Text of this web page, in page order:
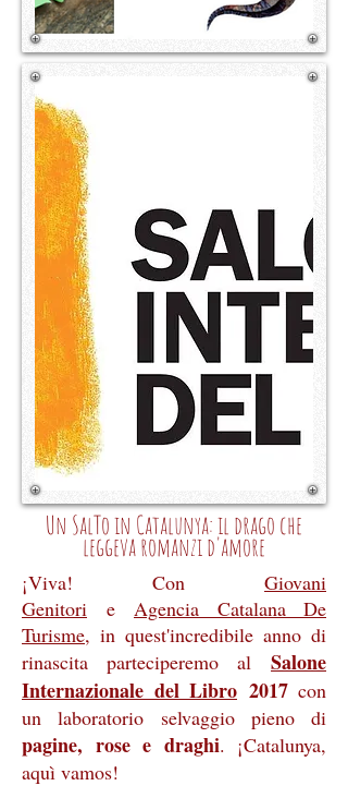
Un SalTo in Catalunya: il drago che
leggeva romanzi d'amore
¡Viva! Con Giovani
Genitori e Agencia Catalana De
Turisme, in quest'incredibile anno di
rinascita parteciperemo al Salone
Internazionale del Libro 2017con
un laboratorio selvaggio pieno di
pagine, rose e draghi. ¡Catalunya,
aquì vamos!